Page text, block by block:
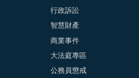
行政訴訟
智慧財產
商業事件
大法庭專區
公務員懲戒